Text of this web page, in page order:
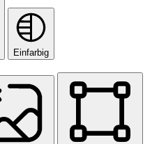
Einfarbig